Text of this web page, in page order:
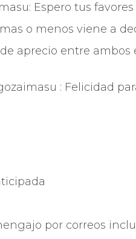
Espero tus
o menos viene a
aprecio entre ambos
: Felicidad
por correos